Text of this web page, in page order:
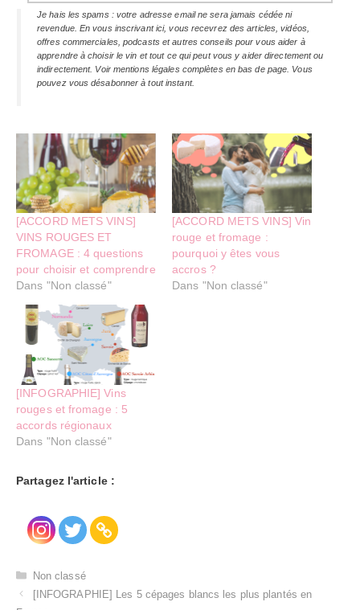
Je hais les spams : votre adresse email ne sera jamais cédée ni
revendue. En vous inscrivant ici, vous recevrez des articles, vidéos,
offres commerciales, podcasts et autres conseils pour vous aider à
apprendre à choisir le vin et tout ce qui peut vous y aider directement ou
indirectement. Voir mentions légales complètes en bas de page. Vous
pouvez vous désabonner à tout instant.
[ACCORD METS VINS]
VINS ROUGES ET
FROMAGE : 4 questions
pour choisir et comprendre
Dans "Non classé"
[ACCORD METS VINS] Vin
rouge et fromage :
pourquoi y êtes vous
accros ?
Dans "Non classé"
[INFOGRAPHIE] Vins
rouges et fromage : 5
accords régionaux
Dans "Non classé"
Partagez l'article :
Catégories
Non classé
[INFOGRAPHIE] Les 5 cépages blancs les plus plantés en